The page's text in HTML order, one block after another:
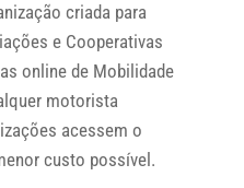
criada para
e Cooperativas
online de Mobilidade
motorista
acessem o
custo possível.